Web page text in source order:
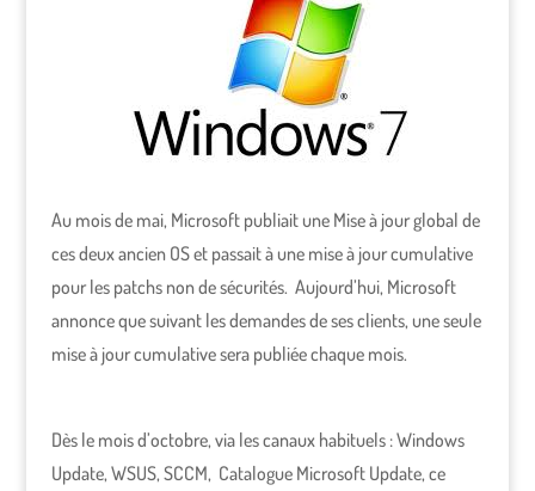
Au mois de mai, Microsoft publiait une Mise à jour global de
ces deux ancien OS et passait à une mise à jour cumulative
pour les patchs non de sécurités. Aujourd’hui, Microsoft
annonce que suivant les demandes de ses clients, une seule
mise à jour cumulative sera publiée chaque mois.
Dès le mois d’octobre, via les canaux habituels : Windows
Update, WSUS, SCCM, Catalogue Microsoft Update, ce